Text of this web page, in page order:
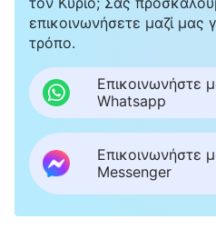
επικοινωνήσετε μαζί μας
τρόπο.
Επικοινωνήστε
Whatsapp
Επικοινωνήστε
Messenger